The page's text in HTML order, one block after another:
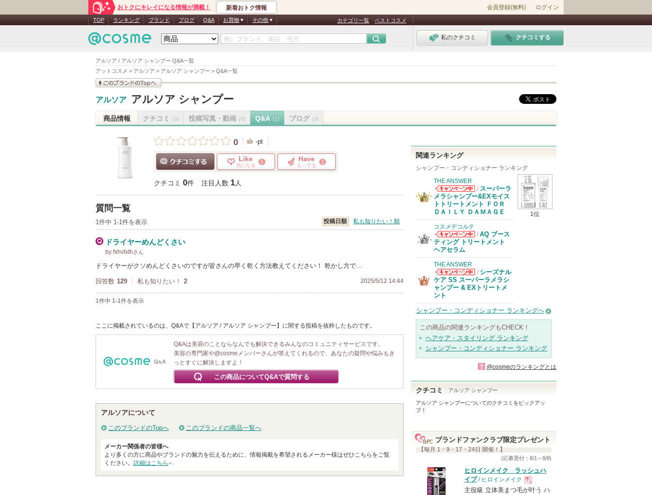
アルソア / アルソア シャンプー Q&A一覧
アットコスメ > アルソア > アルソア シャンプー > Q&A一覧
おトクにキレイになる情報が満載！ 新着おトク情報 会員登録(無料) ログイン
TOP ランキング ブランド ブログ Q&A お買物 その他 カテゴリ一覧 ベストコスメ
私のクチコミ クチコミする
このブランドの情報を
アルソア アルソア シャンプー
商品情報 クチコミ (0) 投稿写真・動画 (0) Q&A (1) ブログ (0)
0 -pt
Like
気になる
1 Have
もってる
2
クチコミ 0件 注目人数 1人
質問一覧
1件中 1-1件を表示 投稿日順 私も知りたい！順
ドライヤーめんどくさい
by fxhvfxthさん
ドライヤーがクソめんどくさいのですが皆さんの早く乾く方法教えてください！ 乾かし方で…
回答数 129 私も知りたい！ 2 2025/5/12 14:44
1件中 1-1件を表示
ここに掲載されているのは、Q&Aで【アルソア / アルソア シャンプー】に関する投稿を抜粋したものです。
Q&Aは美容のことならなんでも解決できるみんなのコミュニティサービスです。
美容の専門家や@cosmeメンバーさんが答えてくれるので、あなたの疑問や悩みもき
っとすぐに解決しますよ！
この商品についてQ&Aで質問する
アルソアについて
このブランドのTopへ このブランドの商品一覧へ
メーカー関係者の皆様へ
より多くの方に商品やブランドの魅力を伝えるために、情報掲載を希望されるメーカー様はぜひこちらをご覧
ください。 詳細はこちら
関連ランキング
シャンプー・コンディショナー ランキング
1位
THE ANSWER
THE ANSWER
からのお知らせ
があります
/ スーパーラ
メラシャンプー&EXモイス
トトリートメント ＦＯＲ
ＤＡＩＬＹ ＤＡＭＡＧＥ
コスメデコルテ
コスメデコルテ
からのお知らせ
/ AQ ブース
ティング トリートメント
ヘアセラム
THE ANSWER
THE ANSWER
からのお知らせ
があります
/ シーズナル
ケア SS スーパーラメラシ
ャンプー & EXトリートメ
ント
シャンプー・コンディショナー ランキングへ
この商品の関連ランキングもCHECK！
ヘアケア・スタイリング ランキング
シャンプー・コンディショナー ランキング
? @cosmeのランキングとは
クチコミ アルソア シャンプー
アルソア シャンプーについてのクチコミをピックアッ
プ！
ブランドファンクラブ限定プレゼント
【毎月 1・9・17・24日 開催！】
(応募受付：8/1～8/8)
ヒロインメイク ラッシュハ
イプ/ ヒロインメイク
現
主役級 立体美まつ毛が叶う ハ